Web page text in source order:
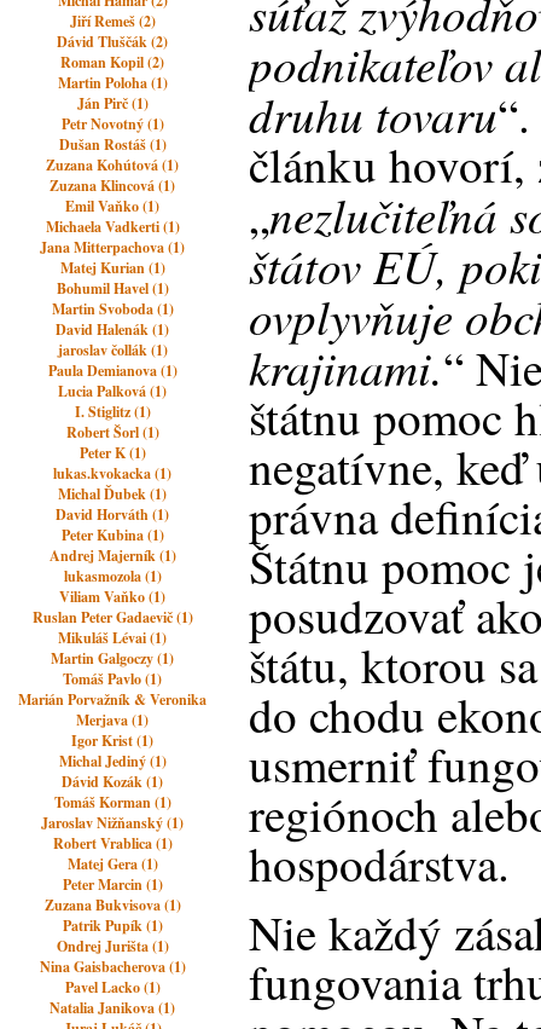
Jiří Remeš (2)
Dávid Tluščák (2)
Roman Kopil (2)
Martin Poloha (1)
Ján Pirč (1)
Petr Novotný (1)
Dušan Rostáš (1)
Zuzana Kohútová (1)
Zuzana Klincová (1)
Emil Vaňko (1)
Michaela Vadkerti (1)
Jana Mitterpachova (1)
Matej Kurian (1)
Bohumil Havel (1)
Martin Svoboda (1)
David Halenák (1)
jaroslav čollák (1)
Paula Demianova (1)
Lucia Palková (1)
I. Stiglitz (1)
Robert Šorl (1)
Peter K (1)
lukas.kvokacka (1)
Michal Ďubek (1)
David Horváth (1)
Peter Kubina (1)
Andrej Majerník (1)
lukasmozola (1)
Viliam Vaňko (1)
Ruslan Peter Gadaevič (1)
Mikuláš Lévai (1)
Martin Galgoczy (1)
Tomáš Pavlo (1)
Marián Porvažník & Veronika
Merjava (1)
Igor Krist (1)
Michal Jediný (1)
Dávid Kozák (1)
Tomáš Korman (1)
Jaroslav Nižňanský (1)
Robert Vrablica (1)
Matej Gera (1)
Peter Marcin (1)
Zuzana Bukvisova (1)
Patrik Pupík (1)
Ondrej Jurišta (1)
Nina Gaisbacherova (1)
Pavel Lacko (1)
Natalia Janikova (1)
podnikateľov
druhu tovaru
článku hovorí,
„nezlučiteľná
štátov EÚ,
ovplyvňuje
krajinami.“
štátnu pomoc
negatívne,
právna
Štátnu pomoc
posudzovať
štátu, ktorou
do chodu
usmerniť
regiónoch
hospodárstva.
Nie každý
fungovania